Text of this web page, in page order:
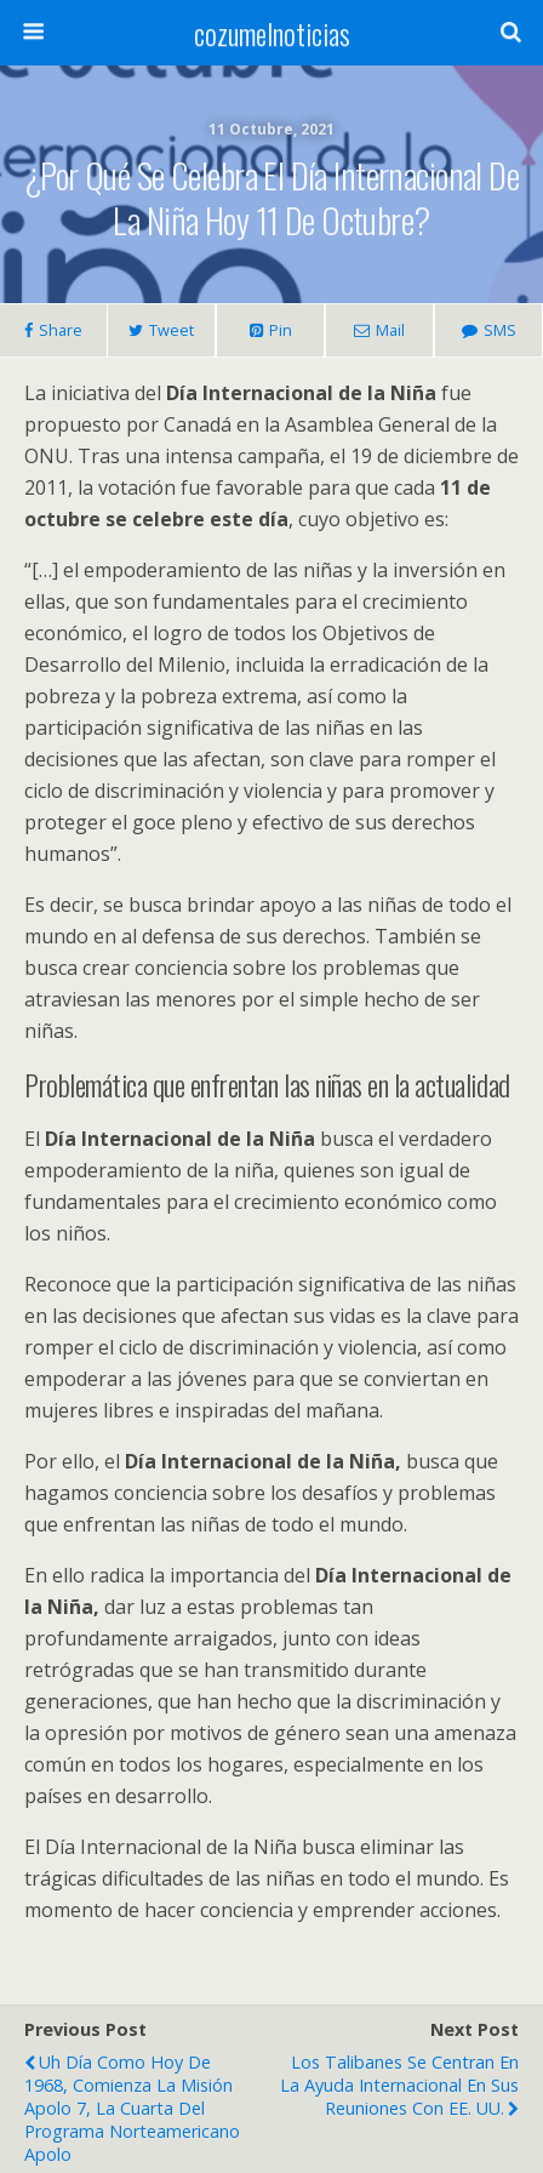
cozumelnoticias
11 Octubre, 2021
¿Por Qué Se Celebra El Día Internacional De
La Niña Hoy 11 De Octubre?
Share Tweet Pin Mail SMS
La iniciativa del Día Internacional de la Niña fue
propuesto por Canadá en la Asamblea General de la
ONU. Tras una intensa campaña, el 19 de diciembre de
2011, la votación fue favorable para que cada 11 de
octubre se celebre este día, cuyo objetivo es:
“[…] el empoderamiento de las niñas y la inversión en
ellas, que son fundamentales para el crecimiento
económico, el logro de todos los Objetivos de
Desarrollo del Milenio, incluida la erradicación de la
pobreza y la pobreza extrema, así como la
participación significativa de las niñas en las
decisiones que las afectan, son clave para romper el
ciclo de discriminación y violencia y para promover y
proteger el goce pleno y efectivo de sus derechos
humanos”.
Es decir, se busca brindar apoyo a las niñas de todo el
mundo en al defensa de sus derechos. También se
busca crear conciencia sobre los problemas que
atraviesan las menores por el simple hecho de ser
niñas.
Problemática que enfrentan las niñas en la actualidad
El Día Internacional de la Niña busca el verdadero
empoderamiento de la niña, quienes son igual de
fundamentales para el crecimiento económico como
los niños.
Reconoce que la participación significativa de las niñas
en las decisiones que afectan sus vidas es la clave para
romper el ciclo de discriminación y violencia, así como
empoderar a las jóvenes para que se conviertan en
mujeres libres e inspiradas del mañana.
Por ello, el Día Internacional de la Niña, busca que
hagamos conciencia sobre los desafíos y problemas
que enfrentan las niñas de todo el mundo.
En ello radica la importancia del Día Internacional de
la Niña, dar luz a estas problemas tan
profundamente arraigados, junto con ideas
retrógradas que se han transmitido durante
generaciones, que han hecho que la discriminación y
la opresión por motivos de género sean una amenaza
común en todos los hogares, especialmente en los
países en desarrollo.
El Día Internacional de la Niña busca eliminar las
trágicas dificultades de las niñas en todo el mundo. Es
momento de hacer conciencia y emprender acciones.
Previous Post
Uh Día Como Hoy De
1968, Comienza La Misión
Apolo 7, La Cuarta Del
Programa Norteamericano
Apolo
Next Post
Los Talibanes Se Centran En
La Ayuda Internacional En Sus
Reuniones Con EE. UU.